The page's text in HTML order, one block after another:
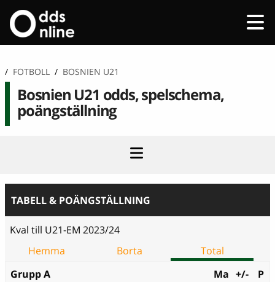
/ FOTBOLL / BOSNIEN U21
Bosnien U21 odds, spelschema,
poängställning
TABELL & POÄNGSTÄLLNING
Kval till U21-EM 2023/24
Hemma
Borta
Total
Grupp A
Ma +/-
P